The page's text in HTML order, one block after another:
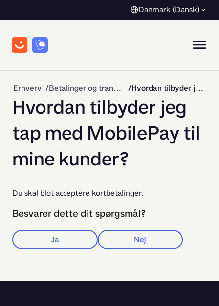
Danmark (Dansk)
Erhverv Betalinger og transaktioner Hvordan tilbyder jeg tap med MobilePay til mine kunder?
Hvordan tilbyder jeg
tap med MobilePay til
mine kunder?
Du skal blot acceptere kortbetalinger.
Besvarer dette dit spørgsmål?
Ja Nej